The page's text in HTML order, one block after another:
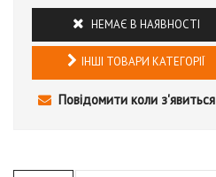
НЕМАЄ В НАЯВНОСТІ
ІНШІ ТОВАРИ КАТЕГОРІЇ
Повідомити коли з'явиться